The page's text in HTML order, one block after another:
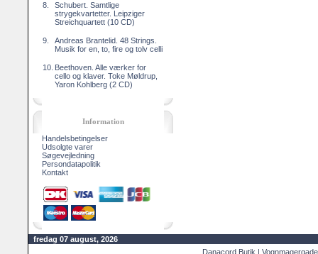
8.
Schubert. Samtlige
strygekvartetter. Leipziger
Streichquartett (10 CD)
9.
Andreas Brantelid. 48 Strings.
Musik for en, to, fire og tolv celli
10. Beethoven. Alle værker for
cello og klaver. Toke Møldrup,
Yaron Kohlberg (2 CD)
Information
Handelsbetingelser
Udsolgte varer
Søgevejledning
Persondatapolitik
Kontakt
fredag 07 august, 2026
Danacord Butik |